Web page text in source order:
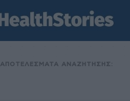
ΑΠΟΤΕΛΕΣΜΑΤΑ ΑΝΑΖΗΤΗΣΗΣ: